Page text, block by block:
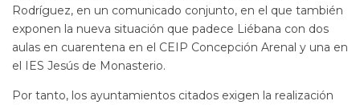
Rodríguez, en un comunicado conjunto, en el que también
exponen la nueva situación que padece Liébana con dos
aulas en cuarentena en el CEIP Concepción Arenal y una en
el IES Jesús de Monasterio.
Por tanto, los ayuntamientos citados exigen la realización